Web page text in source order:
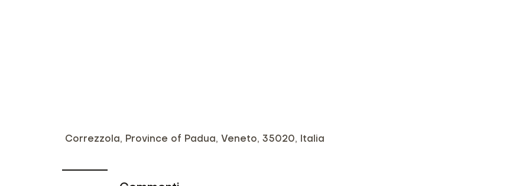
Correzzola, Province of Padua, Veneto, 35020, Italia